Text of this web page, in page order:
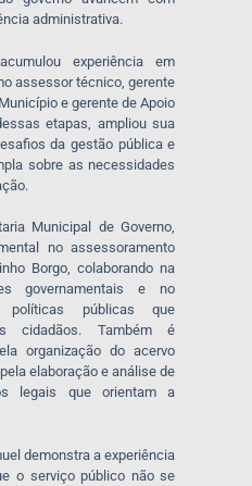
administrativa.
experiência em
assessor técnico, gerente
e gerente de Apoio
etapas, ampliou sua
da gestão pública e
sobre as necessidades
Municipal de Governo,
no assessoramento
Borgo, colaborando na
governamentais e no
políticas públicas que
cidadãos. Também é
organização do acervo
elaboração e análise de
legais que orientam a
demonstra a experiência
o serviço público não se